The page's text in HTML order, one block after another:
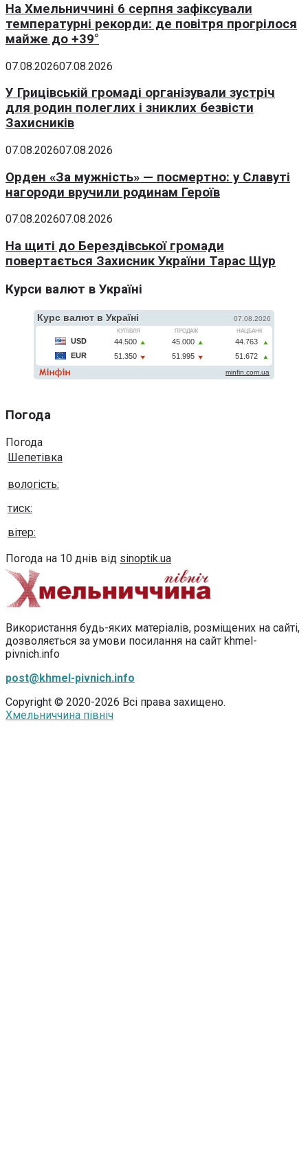
На Хмельниччині 6 серпня зафіксували
температурні рекорди: де повітря прогрілося
майже до +39°
07.08.202607.08.2026
У Грицівській громаді організували зустріч
для родин полеглих і зниклих безвісти
Захисників
07.08.202607.08.2026
Орден «За мужність» — посмертно: у Славуті
нагороди вручили родинам Героїв
07.08.202607.08.2026
На щиті до Берездівської громади
повертається Захисник України Тарас Щур
Курси валют в Україні
Погода
Погода
Шепетівка
вологість:
тиск:
вітер:
Погода на 10 днів від sinoptik.ua
Використання будь-яких матеріалів, розміщених на сайті,
дозволяється за умови посилання на сайт khmel-
pivnich.info
post@khmel-pivnich.info
Copyright © 2020-2026 Всі права захищено.
Хмельниччина північ